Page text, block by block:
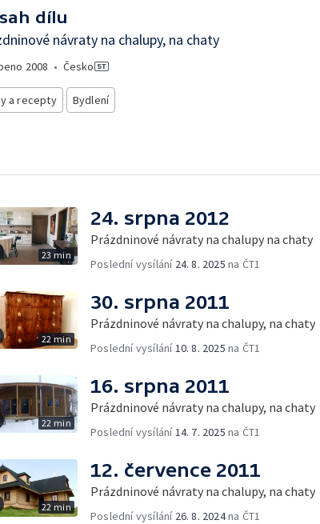
dílu
návraty na chalupy, na chaty
2008 • Česko
a recepty Bydlení
23 min
24. srpna 2012
Prázdninové návraty na chalupy na chaty
Poslední vysílání 24. 8. 2025 na ČT1
22 min
30. srpna 2011
Prázdninové návraty na chalupy, na chaty
Poslední vysílání 10. 8. 2025 na ČT1
22 min
16. srpna 2011
Prázdninové návraty na chalupy, na chaty
Poslední vysílání 14. 7. 2025 na ČT1
22 min
12. července 2011
Prázdninové návraty na chalupy, na chaty
Poslední vysílání 26. 8. 2024na ČT1